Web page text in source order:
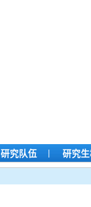
研究队伍 | 研究